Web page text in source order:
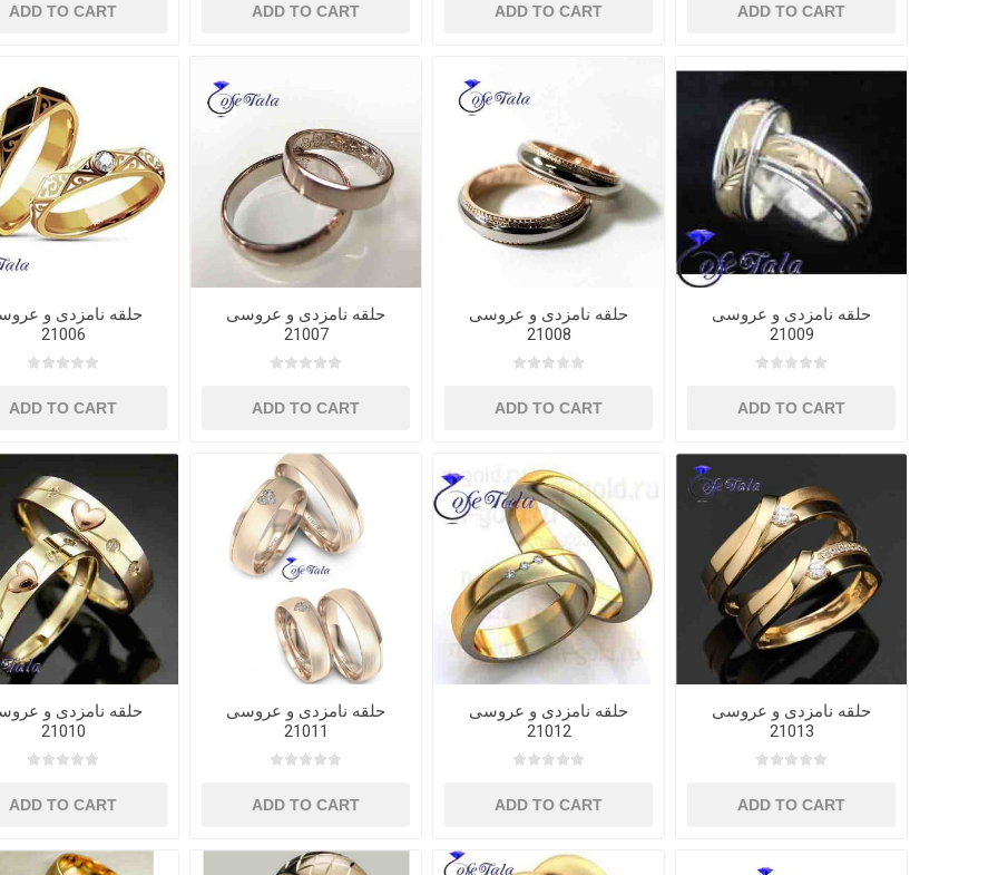
ADD TO CART ADD TO CART ADD TO CART ADD TO CART
حلقه نامزدی و
21006
ADD TO CART
حلقه نامزدی و عروسی
21007
ADD TO CART
حلقه نامزدی و عروسی
21008
ADD TO CART
حلقه نامزدی و عروسی
21009
ADD TO CART
حلقه نامزدی و
21010
ADD TO CART
حلقه نامزدی و عروسی
21011
ADD TO CART
حلقه نامزدی و عروسی
21012
ADD TO CART
حلقه نامزدی و عروسی
21013
ADD TO CART